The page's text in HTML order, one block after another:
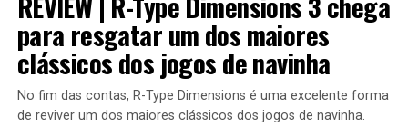
videogame, Sonic Spinball, e uma longa série de
quadrinhos de mesmo nome.
RELATED TOPICS:
missões que variam bastante em estrutura. Algumas
colocam o jogador contra grandes hordas de inimigos
em áreas abertas, enquanto outras acontecem em
regiões subterrâneas repletas de desafios, incluindo
inimigos mais poderosos e torres que precisam ser
para resgatar um dos maiores
clássicos dos jogos de navinha
No fim das contas, R-Type Dimensions é uma excelente forma
de reviver um dos maiores clássicos dos jogos de navinha.